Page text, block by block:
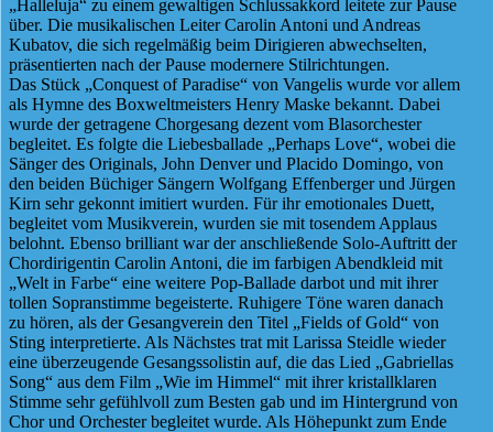
„Halleluja“ zu einem gewaltigen Schlussakkord leitete zur Pause
über. Die musikalischen Leiter Carolin Antoni und Andreas
Kubatov, die sich regelmäßig beim Dirigieren abwechselten,
präsentierten nach der Pause modernere Stilrichtungen.
Das Stück „Conquest of Paradise“ von Vangelis wurde vor allem
als Hymne des Boxweltmeisters Henry Maske bekannt. Dabei
wurde der getragene Chorgesang dezent vom Blasorchester
begleitet. Es folgte die Liebesballade „Perhaps Love“, wobei die
Sänger des Originals, John Denver und Placido Domingo, von
den beiden Büchiger Sängern Wolfgang Effenberger und Jürgen
Kirn sehr gekonnt imitiert wurden. Für ihr emotionales Duett,
begleitet vom Musikverein, wurden sie mit tosendem Applaus
belohnt. Ebenso brilliant war der anschließende Solo-Auftritt der
Chordirigentin Carolin Antoni, die im farbigen Abendkleid mit
„Welt in Farbe“ eine weitere Pop-Ballade darbot und mit ihrer
tollen Sopranstimme begeisterte. Ruhigere Töne waren danach
zu hören, als der Gesangverein den Titel „Fields of Gold“ von
Sting interpretierte. Als Nächstes trat mit Larissa Steidle wieder
eine überzeugende Gesangssolistin auf, die das Lied „Gabriellas
Song“ aus dem Film „Wie im Himmel“ mit ihrer kristallklaren
Stimme sehr gefühlvoll zum Besten gab und im Hintergrund von
Chor und Orchester begleitet wurde. Als Höhepunkt zum Ende